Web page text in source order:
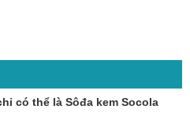
có thể là Sôđa kem Socola